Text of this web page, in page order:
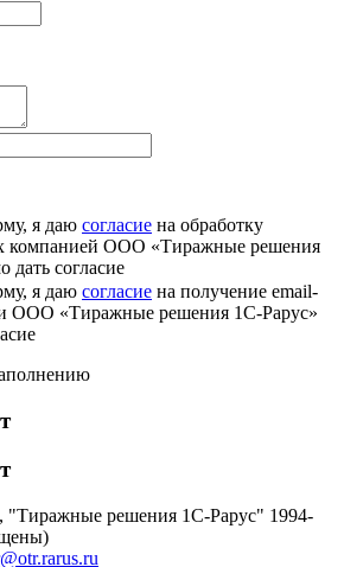
я даю согласие на обработку
компанией ООО «Тиражные решения
дать согласие
я даю согласие на получение email-
ООО «Тиражные решения 1С-Рарус»
решения 1С-Рарус" 1994-